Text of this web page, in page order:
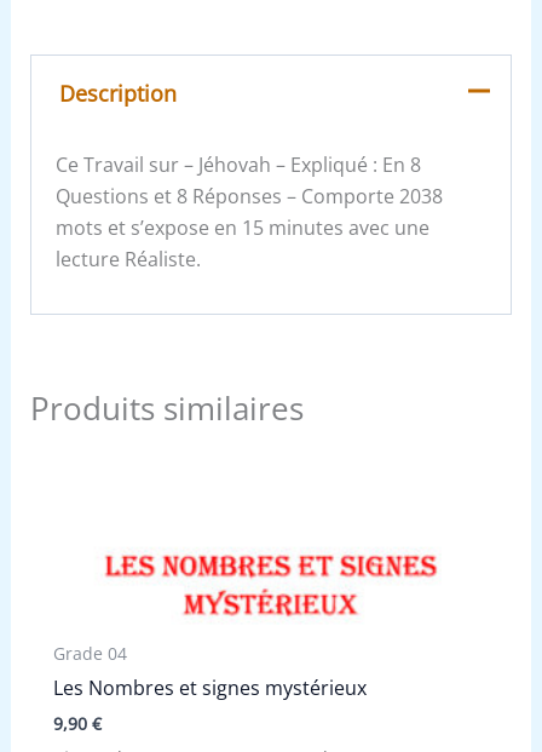
Description
Ce Travail sur – Jéhovah – Expliqué : En 8
Questions et 8 Réponses – Comporte 2038
mots et s’expose en 15 minutes avec une
lecture Réaliste.
Produits similaires
Grade 04
Les Nombres et signes mystérieux
9,90 €